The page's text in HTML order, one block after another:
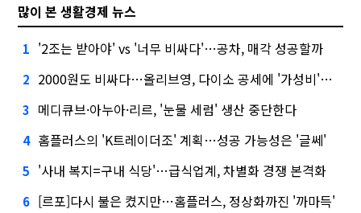
많이 본 생활경제 뉴스
1 '2조는 받아야' vs '너무 비싸다'…공차, 매각 성공할까
2 2000원도 비싸다…올리브영, 다이소 공세에 '가성비'로 맞불
3 메디큐브·아누아·리르, '눈물 세럼' 생산 중단한다
4 홈플러스의 'K트레이더조' 계획…성공 가능성은 '글쎄'
5 '사내 복지=구내 식당'…급식업계, 차별화 경쟁 본격화
6 [르포]다시 불은 켰지만…홈플러스, 정상화까진 '까마득'